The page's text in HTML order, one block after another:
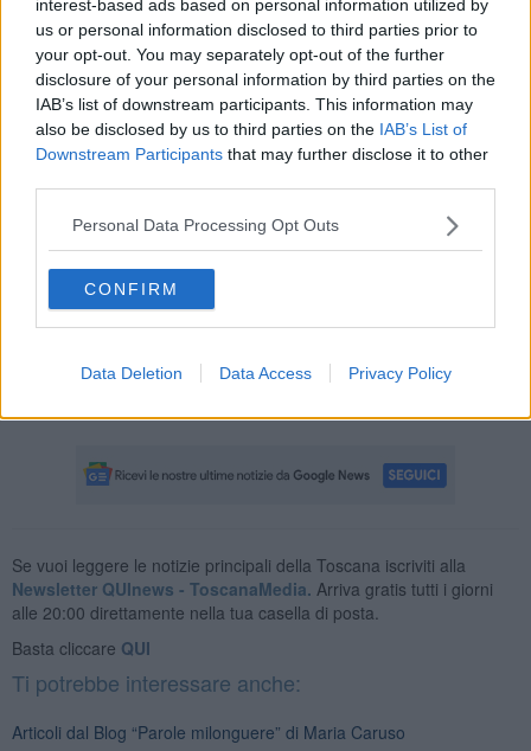
interest-based ads based on personal information utilized by
us or personal information disclosed to third parties prior to
your opt-out. You may separately opt-out of the further
disclosure of your personal information by third parties on the
IAB’s list of downstream participants. This information may
also be disclosed by us to third parties on the IAB’s List of
Downstream Participants that may further disclose it to other
Personal Data Processing Opt Outs
CONFIRM
Data Deletion Data Access Privacy Policy
hanno imparato a ballare da un solo compagno (vedi esperimento
di pavlov). Apprendere però per abitudine ha il vantaggio di aiutarle
ad affrontare le tande più cariche emotivamente, specie quelle
ballate con gli sconosciuti, ma tale inganno non funziona per
sempre, poiché tutti alla fine capiranno che ballare con un estraneo
non è poi così spaventoso.
si imita), per tentativi ma mai per ragionamento. Aimaestronidi
milongas consiglio vivamente di smettere di far lezioni e di godersi
pertanto le tande poiché i loro sforzi sono del tutto inefficaci. A
riguardo dell’osservazione dobbiamo anche parlare dei messaggi
visivi che peraltro in alcuni casi posoono sfociare in un vero e
proprio corteggiamento milonguero, ma quest’argomento merita un
A tutti buon tango.
Se vuoi leggere le notizie principali della Toscana iscriviti alla
Newsletter QUInews - ToscanaMedia. Arriva gratis tutti i giorni
alle 20:00 direttamente nella tua casella di posta.
Basta cliccare QUI
Ti potrebbe interessare anche:
Articoli dal Blog “Parole milonguere” di Maria Caruso